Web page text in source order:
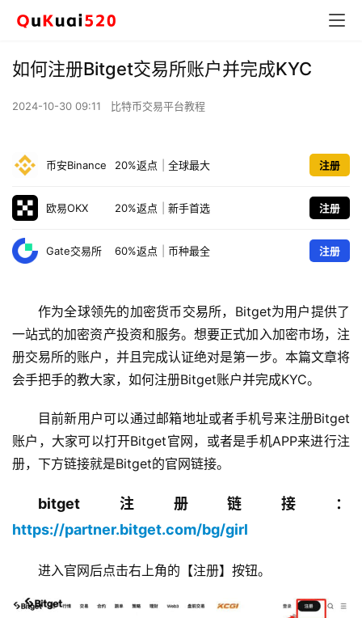
如何注册Bitget交易所账户并完成KYC
2024-10-30 09:11 比特币交易平台教程
币安Binance 20%返点 全球最大 注册
欧易OKX 20%返点 新手首选 注册
Gate交易所 60%返点 币种最全 注册
作为全球领先的加密货币交易所，Bitget为用户提供了
一站式的加密资产投资和服务。想要正式加入加密市场，注
册交易所的账户，并且完成认证绝对是第一步。本篇文章将
会手把手的教大家，如何注册Bitget账户并完成KYC。
目前新用户可以通过邮箱地址或者手机号来注册Bitget
账户，大家可以打开Bitget官网，或者是手机APP来进行注
册，下方链接就是Bitget的官网链接。
bitget注册链接：
https://partner.bitget.com/bg/girl
进入官网后点击右上角的【注册】按钮。